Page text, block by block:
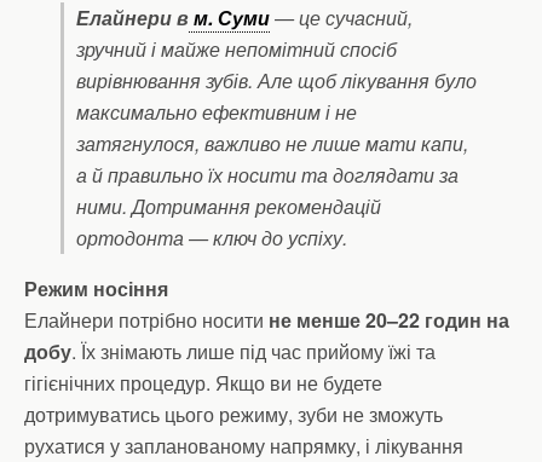
Елайнери вм. Суми— це сучасний,
зручний і майже непомітний спосіб
вирівнювання зубів. Але щоб лікування було
максимально ефективним і не
затягнулося, важливо не лише мати капи,
а й правильно їх носити та доглядати за
ними. Дотримання рекомендацій
ортодонта — ключ до успіху.
Режим носіння
Елайнери потрібно носити не менше 20–22 годин на
добу. Їх знімають лише під час прийому їжі та
гігієнічних процедур. Якщо ви не будете
дотримуватись цього режиму, зуби не зможуть
рухатися у запланованому напрямку, і лікування